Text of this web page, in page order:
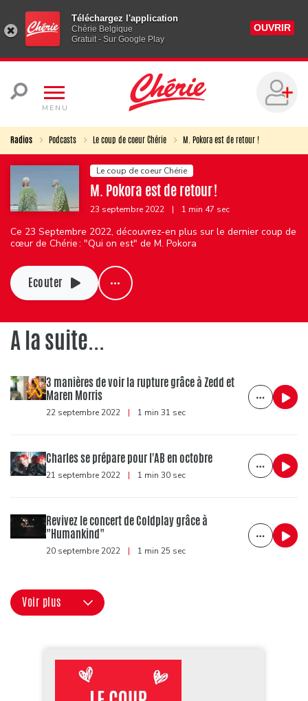
Téléchargez l'application
Chérie Belgique
Gratuit - Sur Google Play
OUVRIR
MENU
Radios Podcasts Le coup de coeur Chérie M. Pokora est de retour !
Le coup de coeur Chérie
M. Pokora est de retour !
23 septembre 2022 | 1 min 47 sec
Ce 23 Septembre 2022, découvrez-en plus sur le dernier coup de
cœur de Chérie : "Qui on est" de M. Pokora
Ecouter
A la suite...
3 manières de voir la rupture grâce à Zedd et
Maren Morris
22 septembre 2022 | 1 min 31 sec
Charles se prépare pour l'AB en octobre
21 septembre 2022 | 1 min 30 sec
Revivez le concert de Coldplay grâce à
"Humankind"
20 septembre 2022 | 1 min 25 sec
Voir plus